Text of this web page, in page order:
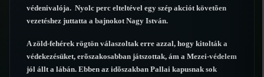
védenivalója. Nyolc perc elteltével egy szép akciót követõen
vezetéshez juttatta a bajnokot Nagy István.
A zöld-fehérek rögtön válaszoltak erre azzal, hogy kitolták a
védekezésüket, erõszakosabban játszottak, ám a Mezei-védelem
jól állt a lábán. Ebben az idõszakban Pallai kapusnak sok